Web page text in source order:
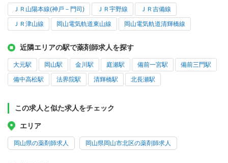
ＪＲ山陽本線(神戸－門司) ＪＲ宇野線 ＪＲ吉備線
ＪＲ津山線 岡山電気軌道東山線 岡山電気軌道清輝橋線
近隣エリアの駅で薬剤師求人を探す
大元駅 岡山駅 金川駅 庭瀬駅 備前一宮駅 備前三門駅
備中高松駅 法界院駅 清輝橋駅 北長瀬駅
この求人と似た求人をチェック
エリア
岡山県の薬剤師求人 岡山県岡山市北区の薬剤師求人